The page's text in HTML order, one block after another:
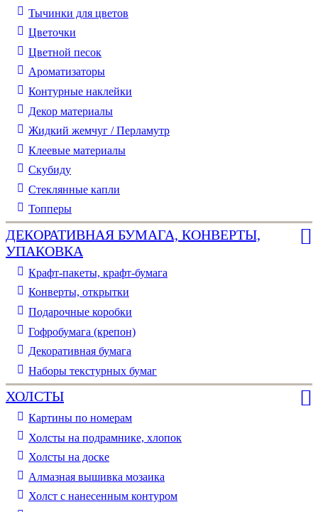
Тычинки для цветов
Цветочки
Цветной песок
Ароматизаторы
Контурные наклейки
Декор материалы
Жидкий жемчуг / Перламутр
Клеевые материалы
Скубиду
Стеклянные капли
Топперы
ДЕКОРАТИВНАЯ БУМАГА, КОНВЕРТЫ,
УПАКОВКА
Крафт-пакеты, крафт-бумага
Конверты, открытки
Подарочные коробки
Гофробумага (крепон)
Декоративная бумага
Наборы текстурных бумаг
ХОЛСТЫ
Картины по номерам
Холсты на подрамнике, хлопок
Холсты на доске
Алмазная вышивка мозаика
Холст с нанесенным контуром